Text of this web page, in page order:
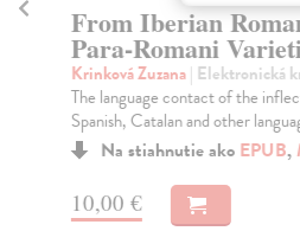
From Iberian
Para-Romani
Krinková Zuzana| Elektronická
The language contact of the
Spanish, Catalan and other
Na stiahnutie ako EPUB,
10,00 €